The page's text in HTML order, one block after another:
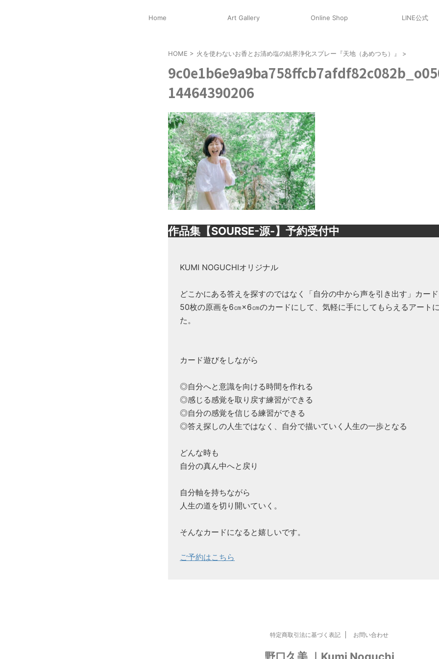
Home Art Gallery Online Shop LINE公式
HOME > 火を使わないお香とお清め塩の結界浄化スプレー『天地（あめつち）』 >
14464390206
作品集【SOURSE-源-】予約受付中
KUMI NOGUCHIオリジナル
どこかにある答えを探すのではなく「自分の中から声を引き出す」カード
50枚の原画を6㎝×6㎝のカードにして、気軽に手にしてもらえるアート
た。
カード遊びをしながら
◎自分へと意識を向ける時間を作れる
◎感じる感覚を取り戻す練習ができる
◎自分の感覚を信じる練習ができる
◎答え探しの人生ではなく、自分で描いていく人生の一歩となる
どんな時も
自分の真ん中へと戻り
自分軸を持ちながら
人生の道を切り開いていく。
そんなカードになると嬉しいです。
ご予約はこちら
特定商取引法に基づく表記 お問い合わせ